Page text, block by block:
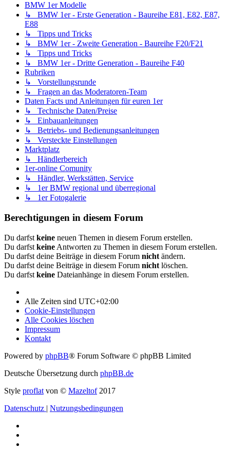
BMW 1er Modelle
↳ BMW 1er - Erste Generation - Baureihe E81, E82, E87,
E88
↳ Tipps und Tricks
↳ BMW 1er - Zweite Generation - Baureihe F20/F21
↳ Tipps und Tricks
↳ BMW 1er - Dritte Generation - Baureihe F40
Rubriken
↳ Vorstellungsrunde
↳ Fragen an das Moderatoren-Team
Daten Facts und Anleitungen für euren 1er
↳ Technische Daten/Preise
↳ Einbauanleitungen
↳ Betriebs- und Bedienungsanleitungen
↳ Versteckte Einstellungen
Marktplatz
↳ Händlerbereich
1er-online Comunity
↳ Händler, Werkstätten, Service
↳ 1er BMW regional und überregional
↳ 1er Fotogalerie
Berechtigungen in diesem Forum
Du darfst keine neuen Themen in diesem Forum erstellen.
Du darfst keine Antworten zu Themen in diesem Forum erstellen.
Du darfst deine Beiträge in diesem Forum nicht ändern.
Du darfst deine Beiträge in diesem Forum nicht löschen.
Du darfst keine Dateianhänge in diesem Forum erstellen.
Alle Zeiten sind UTC+02:00
Cookie-Einstellungen
Alle Cookies löschen
Impressum
Kontakt
Powered by phpBB® Forum Software © phpBB Limited
Deutsche Übersetzung durch phpBB.de
Style proflat von © Mazeltof2017
Datenschutz | Nutzungsbedingungen